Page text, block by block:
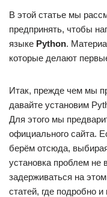
В этой статье мы
предпринять, чтобы
языке Python.
которые делают
Итак, прежде чем мы
давайте установим
Для этого мы
официального сайта.
берём отсюда,
установка проблем
задерживаться на
статей, где подробно